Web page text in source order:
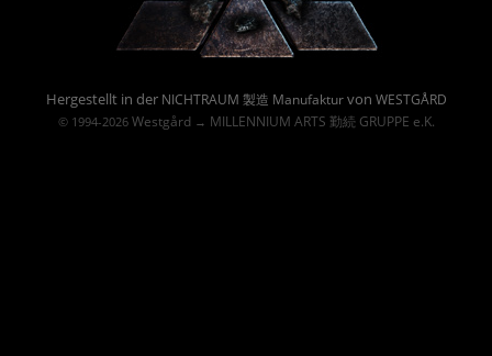
Hergestellt in der NICHTRAUM 製造 Manufakturvon WESTGÅRD
© 1994-2026 Westgård→ MILLENNIUM ARTS 勤続 GRUPPE e.K.
Powered By :